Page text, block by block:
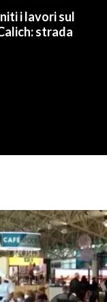
i lavori sul
strada